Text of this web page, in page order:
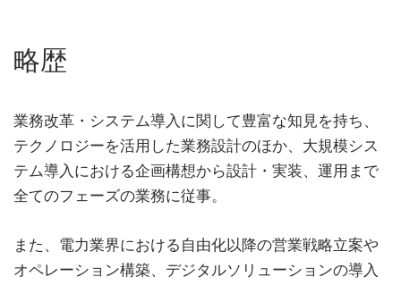
略歴
業務改革・システム導入に関して豊富な知見を持ち、
テクノロジーを活用した業務設計のほか、大規模シス
テム導入における企画構想から設計・実装、運用まで
全てのフェーズの業務に従事。
また、電力業界における自由化以降の営業戦略立案や
オペレーション構築、デジタルソリューションの導入